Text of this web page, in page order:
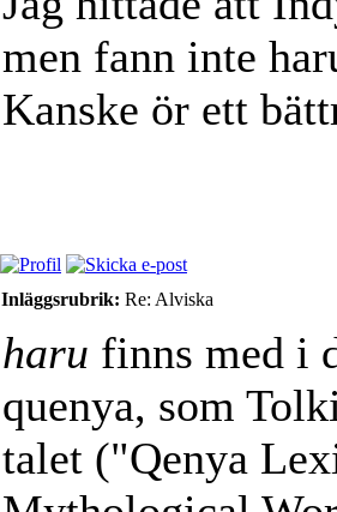
men fann inte
Kanske ör ett
Inläggsrubrik: Re: Alviska
haru finns med i
quenya, som
talet ("Qenya